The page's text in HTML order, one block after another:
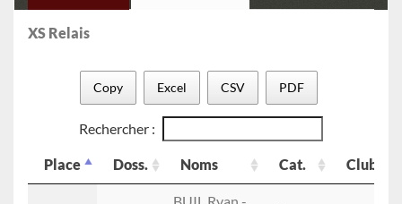
XS Relais
Copy Excel CSV PDF
Rechercher :
Place Doss. Noms Cat.
Club
Noms